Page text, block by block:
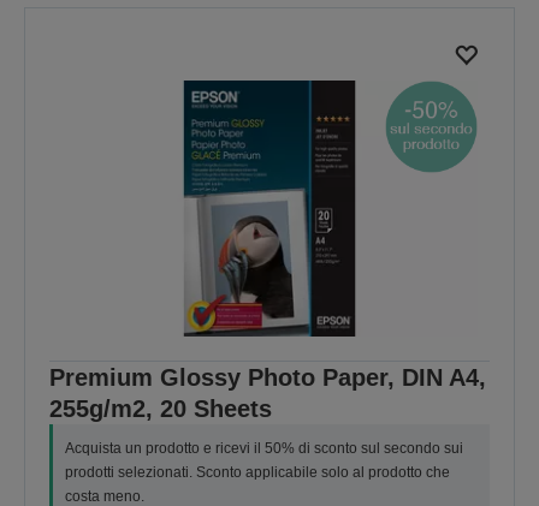
Premium Glossy Photo Paper, DIN A4,
255g/m2, 20 Sheets
Acquista un prodotto e ricevi il 50% di sconto sul secondo sui
prodotti selezionati. Sconto applicabile solo al prodotto che
costa meno.